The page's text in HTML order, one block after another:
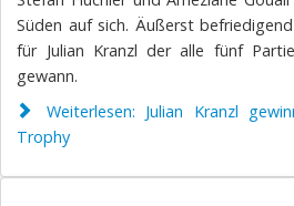
Süden auf sich. Äußerst
für Julian Kranzl der alle fünf
gewann.
Weiterlesen: Julian Kranzl
Trophy